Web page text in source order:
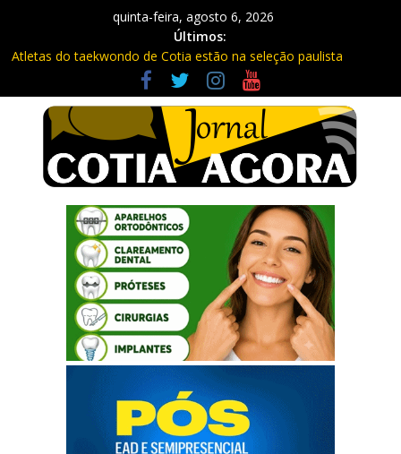
quinta-feira, agosto 6, 2026
Últimos:
Atletas do taekwondo de Cotia estão na seleção paulista
Fique atento: Câmeras com IA na Raposo Tavares já estão
multando
Repasse de impostos estaduais para Cotia já rendeu quase R$
300 milhões no ano
Três procurados da Justiça são presos em Cotia e Vargem
Grande pela PM